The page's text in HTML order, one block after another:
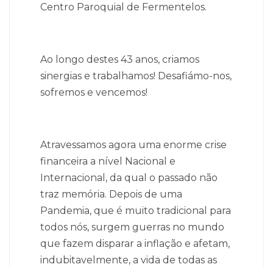
Centro Paroquial de Fermentelos.
Ao longo destes 43 anos, criamos
sinergias e trabalhamos! Desafiámo-nos,
sofremos e vencemos!
Atravessamos agora uma enorme crise
financeira a nível Nacional e
Internacional, da qual o passado não
traz memória. Depois de uma
Pandemia, que é muito tradicional para
todos nós, surgem guerras no mundo
que fazem disparar a inflação e afetam,
indubitavelmente, a vida de todas as